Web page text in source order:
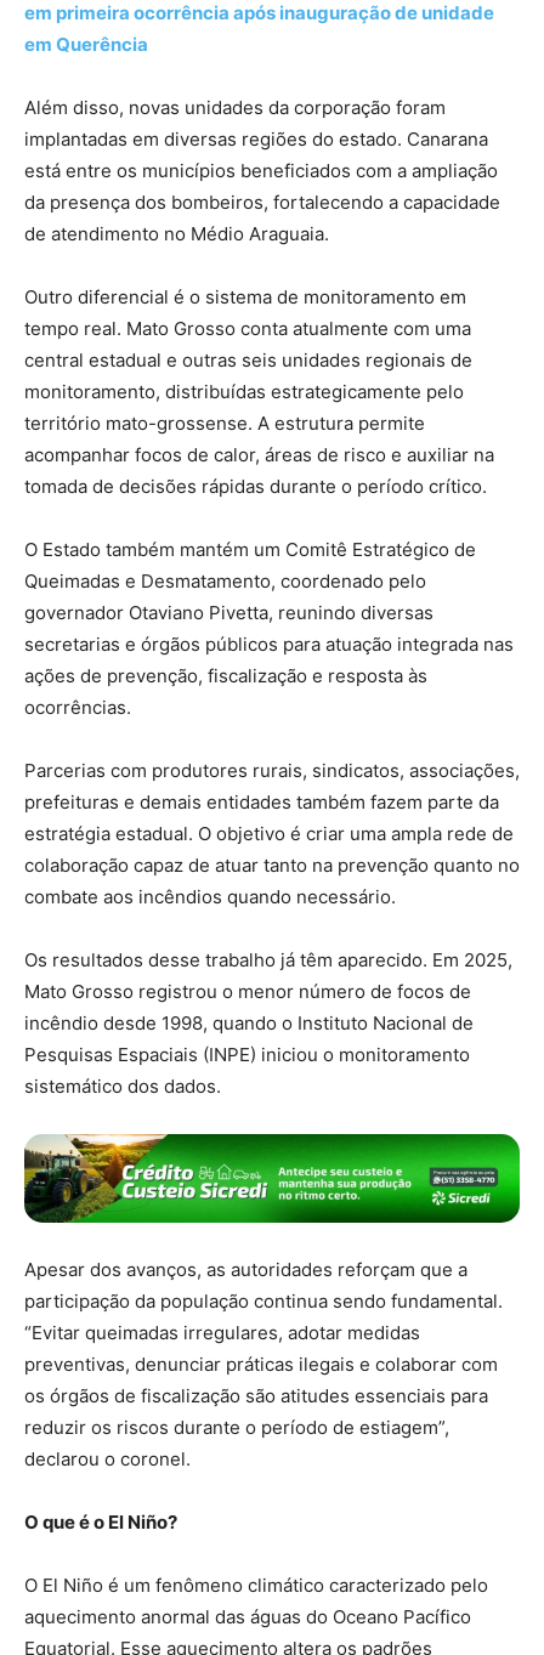
em primeira ocorrência após inauguração de unidade
em Querência
Além disso, novas unidades da corporação foram
implantadas em diversas regiões do estado. Canarana
está entre os municípios beneficiados com a ampliação
da presença dos bombeiros, fortalecendo a capacidade
de atendimento no Médio Araguaia.
Outro diferencial é o sistema de monitoramento em
tempo real. Mato Grosso conta atualmente com uma
central estadual e outras seis unidades regionais de
monitoramento, distribuídas estrategicamente pelo
território mato-grossense. A estrutura permite
acompanhar focos de calor, áreas de risco e auxiliar na
tomada de decisões rápidas durante o período crítico.
O Estado também mantém um Comitê Estratégico de
Queimadas e Desmatamento, coordenado pelo
governador Otaviano Pivetta, reunindo diversas
secretarias e órgãos públicos para atuação integrada nas
ações de prevenção, fiscalização e resposta às
ocorrências.
Parcerias com produtores rurais, sindicatos, associações,
prefeituras e demais entidades também fazem parte da
estratégia estadual. O objetivo é criar uma ampla rede de
colaboração capaz de atuar tanto na prevenção quanto no
combate aos incêndios quando necessário.
Os resultados desse trabalho já têm aparecido. Em 2025,
Mato Grosso registrou o menor número de focos de
incêndio desde 1998, quando o Instituto Nacional de
Pesquisas Espaciais (INPE) iniciou o monitoramento
sistemático dos dados.
Apesar dos avanços, as autoridades reforçam que a
participação da população continua sendo fundamental.
“Evitar queimadas irregulares, adotar medidas
preventivas, denunciar práticas ilegais e colaborar com
os órgãos de fiscalização são atitudes essenciais para
reduzir os riscos durante o período de estiagem”,
declarou o coronel.
O que é o El Niño?
O El Niño é um fenômeno climático caracterizado pelo
aquecimento anormal das águas do Oceano Pacífico
Equatorial. Esse aquecimento altera os padrões